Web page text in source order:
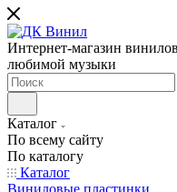
Интернет-магазин
любимой музыки
Каталог
По всему сайту
По каталогу
Каталог
Виниловые пластинки